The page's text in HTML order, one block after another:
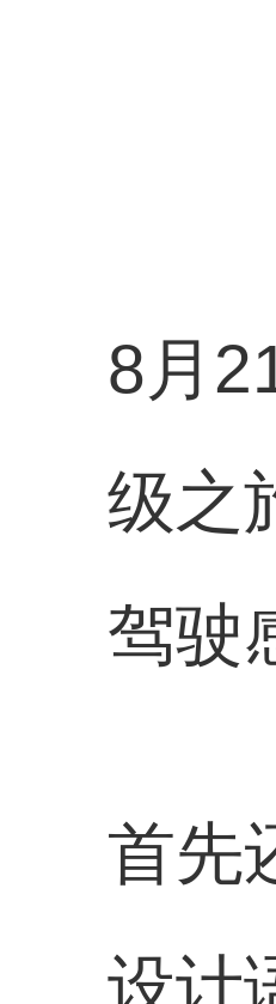
8月
级之
驾驶
首先
设计